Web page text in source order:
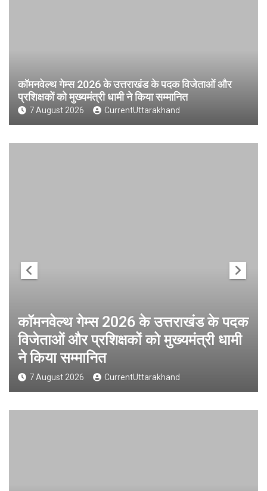
कॉमनवेल्थ गेम्स 2026 के उत्तराखंड के पदक विजेताओं और
प्रशिक्षकों को मुख्यमंत्री धामी ने किया सम्मानित
7 August 2026 CurrentUttarakhand
कॉमनवेल्थ गेम्स 2026 के उत्तराखंड के पदक
विजेताओं और प्रशिक्षकों को मुख्यमंत्री धामी
ने किया सम्मानित
7 August 2026 CurrentUttarakhand